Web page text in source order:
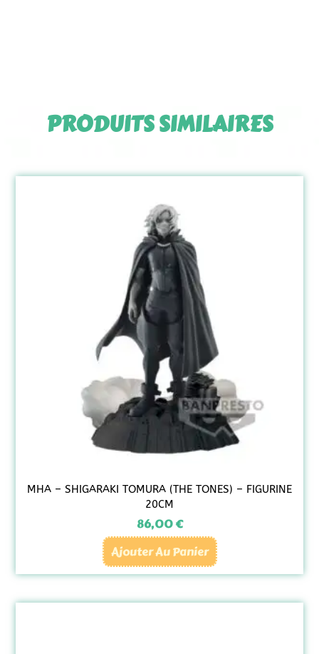
PRODUITS SIMILAIRES
MHA – SHIGARAKI TOMURA (THE TONES) – FIGURINE
20CM
86,00€
Ajouter Au Panier